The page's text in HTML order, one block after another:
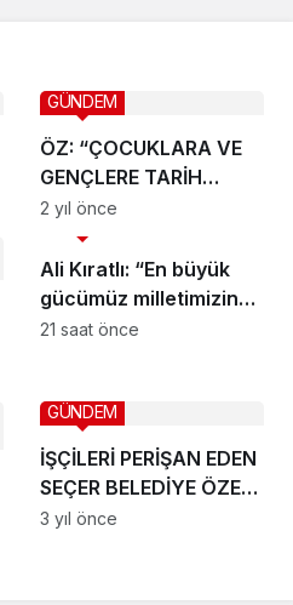
ÖZ: “ÇOCUKLARA VE
GENÇLERE TARİH
BİLİNCİNİ AŞILAYACAK
DİJİTAL MÜZELERİ
HAYATA GEÇİRECEĞİZ”
GÜNDEM
2 yıl önce
Ali Kıratlı: “En büyük
gücümüz milletimizin
birlik ruhudur”
GÜNDEM
21 saat önce
İŞÇİLERİ PERİŞAN EDEN
SEÇER BELEDİYE ÖZEL
KALEMİNE İŞÇİ
GÜNDEM
3 yıl önce